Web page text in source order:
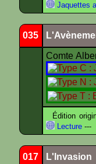
Jaquettes
035
Comte
Édition
Lecture ---
017 L'Invasion